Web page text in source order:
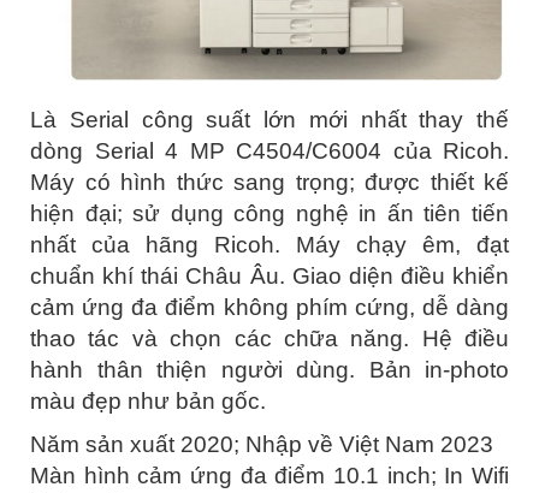
Là Serial công suất lớn mới nhất thay thế
dòng Serial 4 MP C4504/C6004 của Ricoh.
Máy có hình thức sang trọng; được thiết kế
hiện đại; sử dụng công nghệ in ấn tiên tiến
nhất của hãng Ricoh. Máy chạy êm, đạt
chuẩn khí thái Châu Âu. Giao diện điều khiển
cảm ứng đa điểm không phím cứng, dễ dàng
thao tác và chọn các chữa năng. Hệ điều
hành thân thiện người dùng. Bản in-photo
màu đẹp như bản gốc.
Năm sản xuất 2020; Nhập về Việt Nam 2023
Màn hình cảm ứng đa điểm 10.1 inch; In Wifi